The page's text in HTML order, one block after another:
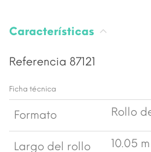
Características
Referencia 87121
Ficha técnica
Formato Rollo
Largo del rollo 10.05 m